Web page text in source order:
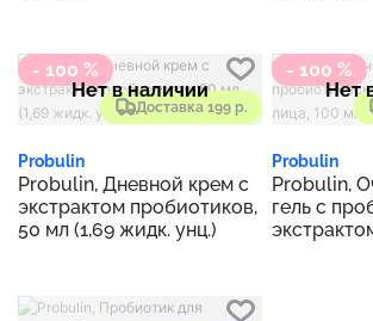
- 100 %
Доставка 199 р.
Нет в наличии
Probulin
Probulin, Дневной крем с
экстрактом пробиотиков,
50 мл (1,69 жидк. унц.)
- 100 %
Нет
Probulin
Probulin,
гель с